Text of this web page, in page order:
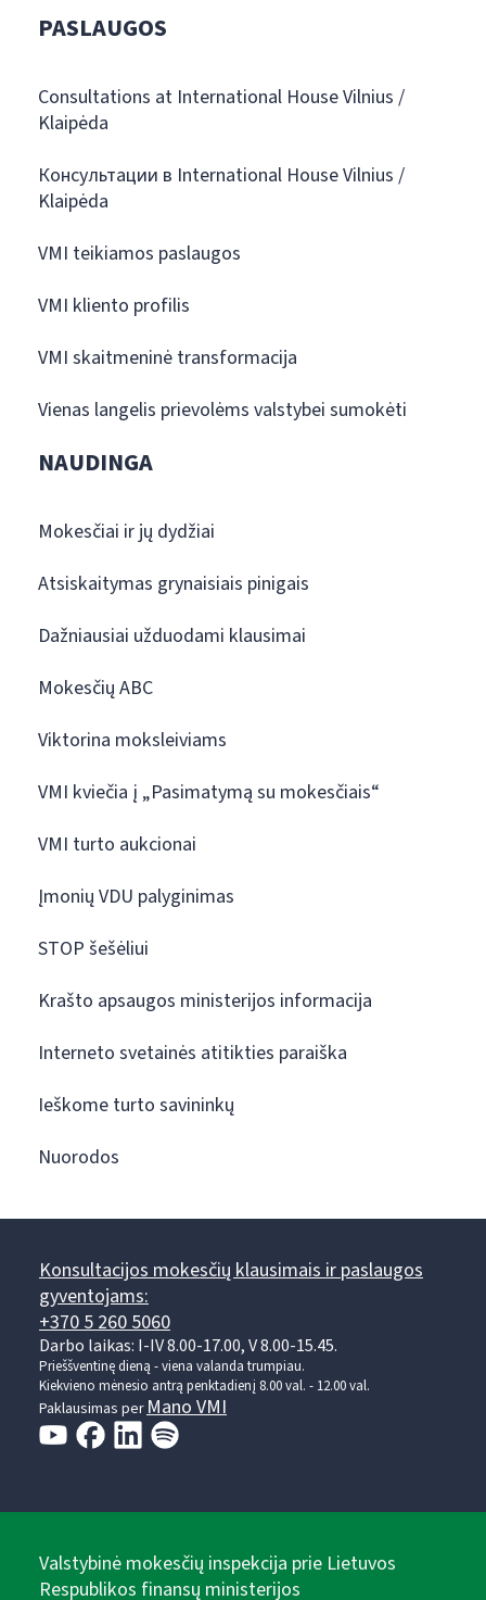
PASLAUGOS
Consultations at International House Vilnius /
Klaipėda
Консультации в International House Vilnius /
Klaipėda
VMI teikiamos paslaugos
VMI kliento profilis
VMI skaitmeninė transformacija
Vienas langelis prievolėms valstybei sumokėti
NAUDINGA
Mokesčiai ir jų dydžiai
Atsiskaitymas grynaisiais pinigais
Dažniausiai užduodami klausimai
Mokesčių ABC
Viktorina moksleiviams
VMI kviečia į „Pasimatymą su mokesčiais“
VMI turto aukcionai
Įmonių VDU palyginimas
STOP šešėliui
Krašto apsaugos ministerijos informacija
Interneto svetainės atitikties paraiška
Ieškome turto savininkų
Nuorodos
Konsultacijos mokesčių klausimais ir paslaugos
gyventojams:
+370 5 260 5060
Darbo laikas: I-IV 8.00-17.00, V 8.00-15.45.
Prieššventinę dieną - viena valanda trumpiau.
Kiekvieno mėnesio antrą penktadienį 8.00 val. - 12.00 val.
Paklausimas perMano VMI
Valstybinė mokesčių inspekcija prie Lietuvos
Respublikos finansų ministerijos